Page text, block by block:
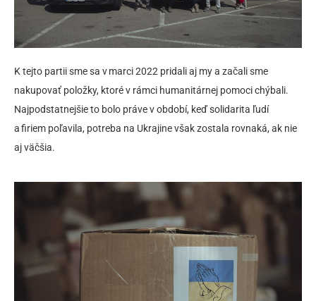
K tejto partii sme sa v marci 2022 pridali aj my a začali sme
nakupovať položky, ktoré v rámci humanitárnej pomoci chýbali.
Najpodstatnejšie to bolo práve v období, keď solidarita ľudí
a firiem poľavila, potreba na Ukrajine však zostala rovnaká, ak nie
aj väčšia.